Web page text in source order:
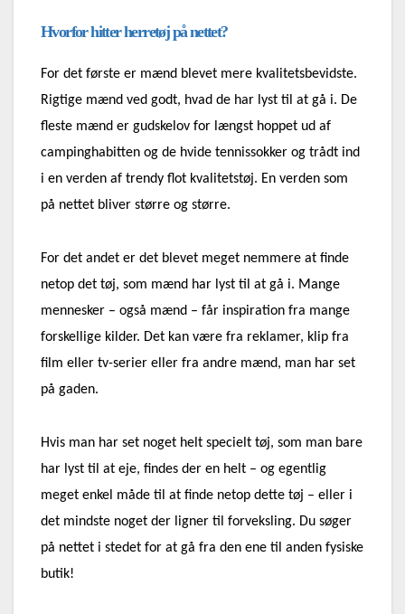
Hvorfor hitter herretøj på nettet?
For det første er mænd blevet mere kvalitetsbevidste.
Rigtige mænd ved godt, hvad de har lyst til at gå i. De
fleste mænd er gudskelov for længst hoppet ud af
campinghabitten og de hvide tennissokker og trådt ind
i en verden af trendy flot kvalitetstøj. En verden som
på nettet bliver større og større.
For det andet er det blevet meget nemmere at finde
netop det tøj, som mænd har lyst til at gå i. Mange
mennesker – også mænd – får inspiration fra mange
forskellige kilder. Det kan være fra reklamer, klip fra
film eller tv-serier eller fra andre mænd, man har set
på gaden.
Hvis man har set noget helt specielt tøj, som man bare
har lyst til at eje, findes der en helt – og egentlig
meget enkel måde til at finde netop dette tøj – eller i
det mindste noget der ligner til forveksling. Du søger
på nettet i stedet for at gå fra den ene til anden fysiske
butik!